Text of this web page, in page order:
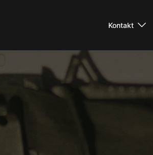
Kontakt